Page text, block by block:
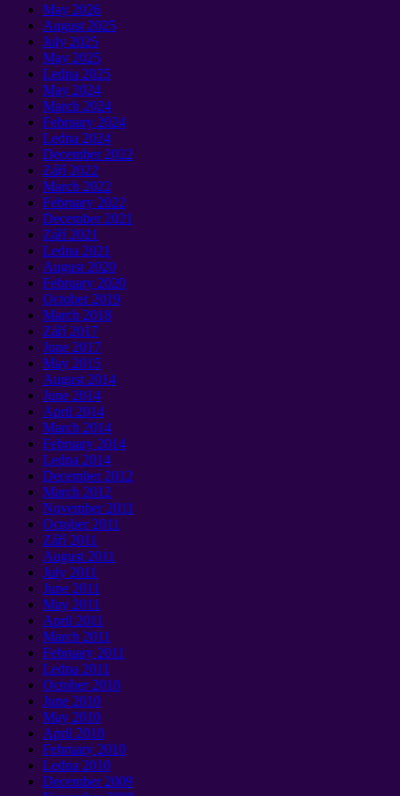
May 2026
August 2025
July 2025
May 2025
Ledna 2025
May 2024
March 2024
February 2024
Ledna 2024
December2022
Září 2022
March 2022
February 2022
December2021
Září 2021
Ledna 2021
August 2020
February 2020
October2019
March 2018
Září 2017
June 2017
May 2015
August 2014
June 2014
April 2014
March 2014
February 2014
Ledna 2014
December2012
March 2012
November2011
October2011
Září 2011
August 2011
July 2011
June 2011
May 2011
April 2011
March 2011
February 2011
Ledna 2011
October2010
June 2010
May 2010
April 2010
February 2010
Ledna 2010
December2009